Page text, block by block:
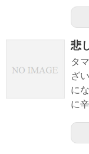
悲
タ
ざ
に
に